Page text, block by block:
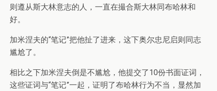
则遵从斯大林意志的人，一直在撮合斯大林同布哈林和
好。
加米涅夫的“笔记”把他扯了进来，这下奥尔忠尼启则同志
尴尬了。
相比之下加米涅夫倒是不尴尬，他提交了10份书面证词，
这些证词与“笔记”一起，证明了布哈林行为不当，显然加